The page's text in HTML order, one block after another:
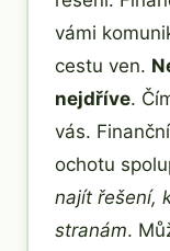
vámi
cestu ven.
nejdříve.
vás.
ochotu
najít řešení,
stranám.